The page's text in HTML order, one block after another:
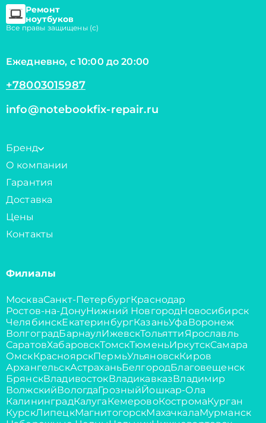
Ремонт
ноутбуков
Все правы защищены (с)
Ежедневно, с 10:00 до 20:00
+78003015987
info@notebookfix-repair.ru
Бренд
О компании
Гарантия
Доставка
Цены
Контакты
Филиалы
МоскваСанкт-ПетербургКраснодар
Ростов-на-ДонуНижний НовгородНовосибирск
ЧелябинскЕкатеринбургКазаньУфаВоронеж
ВолгоградБарнаулИжевскТольяттиЯрославль
СаратовХабаровскТомскТюменьИркутскСамара
ОмскКрасноярскПермьУльяновскКиров
АрхангельскАстраханьБелгородБлаговещенск
БрянскВладивостокВладикавказВладимир
ВолжскийВологдаГрозныйЙошкар-Ола
КалининградКалугаКемеровоКостромаКурган
КурскЛипецкМагнитогорскМахачкалаМурманск